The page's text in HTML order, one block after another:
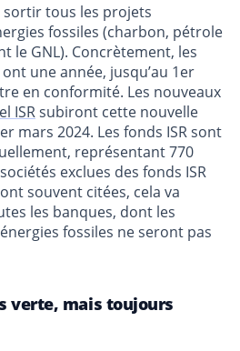
sortir tous les projets
fossiles (charbon, pétrole
le GNL). Concrètement, les
une année, jusqu’au 1er
en conformité. Les nouveaux
ISRsubiront cette nouvelle
mars 2024. Les fonds ISR sont
représentant 770
exclues des fonds ISR
souvent citées, cela va
les banques, dont les
fossiles ne seront pas
verte, mais toujours